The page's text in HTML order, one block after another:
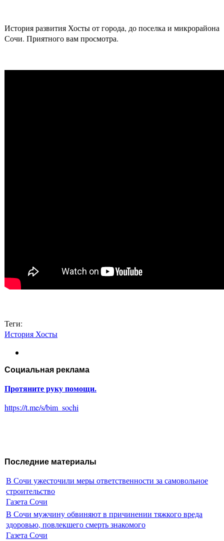
История развития Хосты от города, до поселка и микрорайона
Сочи. Приятного вам просмотра.
Теги:
История Хосты
Социальная реклама
Протяните руку помощи.
https://t.me/s/bim_sochi
Последние материалы
В Сочи ужесточили меры ответственности за самовольное
строительство
Газета Сочи
В Сочи мужчину обвиняют в причинении тяжкого вреда
здоровью, повлекшего смерть знакомого
Газета Сочи